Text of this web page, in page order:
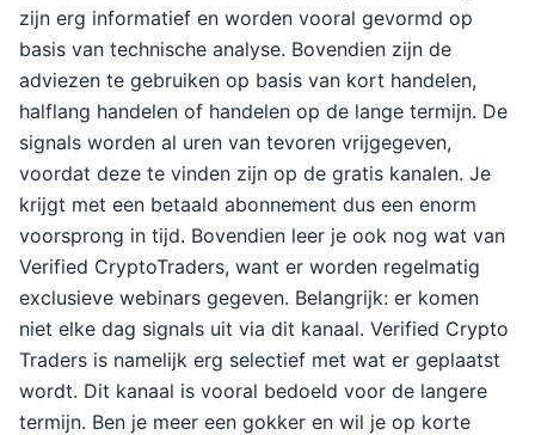
zijn erg informatief en worden vooral gevormd op
basis van technische analyse. Bovendien zijn de
adviezen te gebruiken op basis van kort handelen,
halflang handelen of handelen op de lange termijn. De
signals worden al uren van tevoren vrijgegeven,
voordat deze te vinden zijn op de gratis kanalen. Je
krijgt met een betaald abonnement dus een enorm
voorsprong in tijd. Bovendien leer je ook nog wat van
Verified CryptoTraders, want er worden regelmatig
exclusieve webinars gegeven. Belangrijk: er komen
niet elke dag signals uit via dit kanaal. Verified Crypto
Traders is namelijk erg selectief met wat er geplaatst
wordt. Dit kanaal is vooral bedoeld voor de langere
termijn. Ben je meer een gokker en wil je op korte